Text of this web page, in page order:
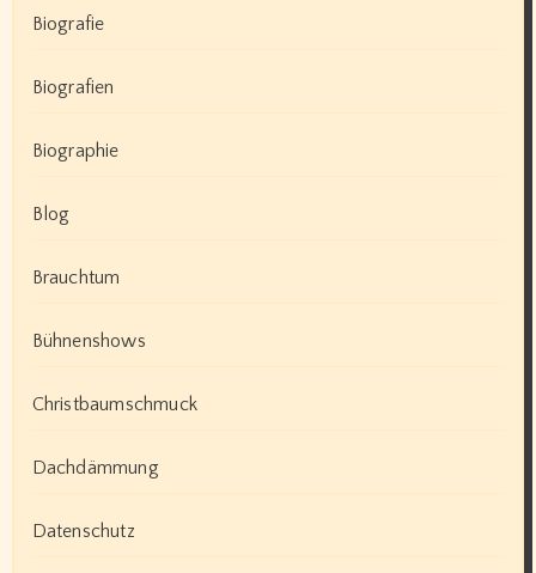
Biografie
Biografien
Biographie
Blog
Brauchtum
Bühnenshows
Christbaumschmuck
Dachdämmung
Datenschutz